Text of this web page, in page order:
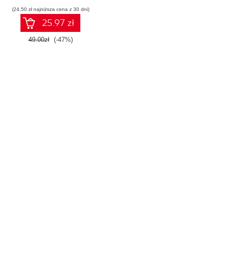
(24,50 zł najniższa cena z 30 dni)
25.97 zł
49.00zł (-47%)